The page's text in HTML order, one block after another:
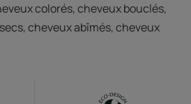
colorés, cheveux bouclés,
cheveux abîmés, cheveux